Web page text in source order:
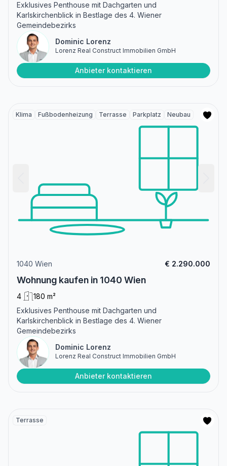
Exklusives Penthouse mit Dachgarten und
Karlskirchenblick in Bestlage des 4. Wiener
Gemeindebezirks
Dominic Lorenz
Lorenz Real Construct Immobilien GmbH
Anbieter kontaktieren
Klima Fußbodenheizung Terrasse Parkplatz Neubau
1040 Wien € 2.290.000
Wohnung kaufen in 1040 Wien
4
180 m²
Exklusives Penthouse mit Dachgarten und
Karlskirchenblick in Bestlage des 4. Wiener
Gemeindebezirks
Dominic Lorenz
Lorenz Real Construct Immobilien GmbH
Anbieter kontaktieren
Terrasse